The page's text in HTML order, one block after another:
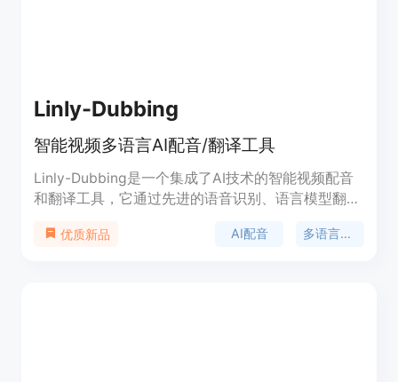
Linly-Dubbing
智能视频多语言AI配音/翻译工具
Linly-Dubbing是一个集成了AI技术的智能视频配音
和翻译工具，它通过先进的语音识别、语言模型翻
的多语言视频配音和翻译服务。产品背景基于国际教
优质新品 AI配音 多语言翻译